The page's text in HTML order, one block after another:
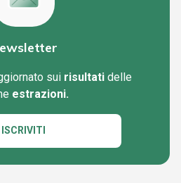
sui risultati delle
estrazioni.
ISCRIVITI